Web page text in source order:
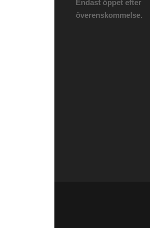
Endast öppet efter
överenskommelse.